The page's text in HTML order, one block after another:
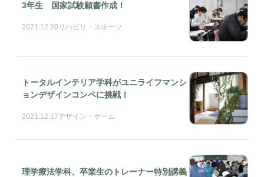
3年生 国家試験願書作成！
2021.12.20 リハビリ・スポーツ
トータルインテリア学科がユニライフマンシ
ョンデザインコンペに挑戦！
2021.12.17デザイン・ゲーム
理学療法学科、卒業生のトレーナー特別講義